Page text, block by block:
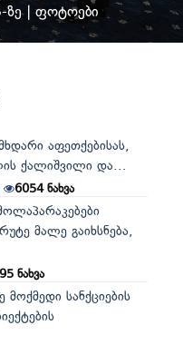
ზე | ფოტოები
აფეთქებისას,
ქალიშვილი და...
6054ნახვა
მალე გაიხსნება,
ნახვა
სანქციების